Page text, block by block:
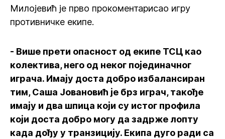
Милојевић је прво прокоментарисао игру
противничке екипе.
- Више прети опасност од екипе ТСЦ као
колектива, него од неког појединачног
играча. Имају доста добро избалансиран
тим, Саша Јовановић је брз играч, такође
имају и два шпица који су истог профила
који доста добро могу да задрже лопту
када дођу у транзицију. Екипа дуго ради са